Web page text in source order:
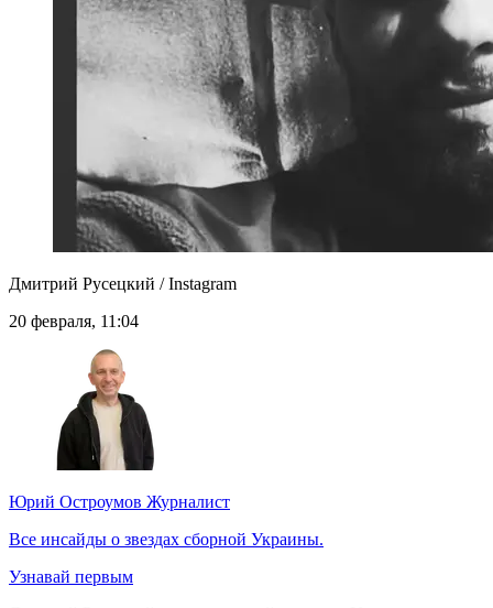
Дмитрий Русецкий / Instagram
20 февраля, 11:04
Юрий Остроумов Журналист
Все инсайды о звездах сборной Украины.
Узнавай первым